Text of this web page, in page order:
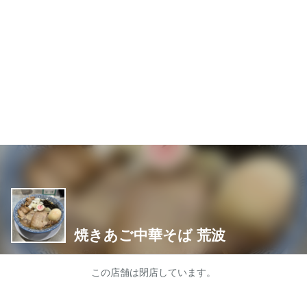
焼きあご中華そば 荒波
この店舗は閉店しています。